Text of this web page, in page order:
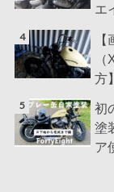
エ
方】
初
塗
ア